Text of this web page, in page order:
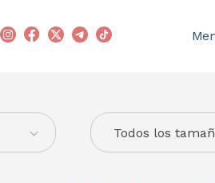
Todos los